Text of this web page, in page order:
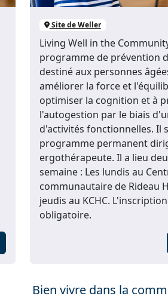
Site de Weller
Living Well in the
programme de prévention
destiné aux personnes
améliorer la force et
optimiser la cognition et à
l'autogestion par le biais
d'activités fonctionnelles. Il
programme permanent
ergothérapeute. Il a lieu
semaine : Les lundis au
communautaire de Rideau
jeudis au KCHC.
obligatoire.
Bien vivre dans la